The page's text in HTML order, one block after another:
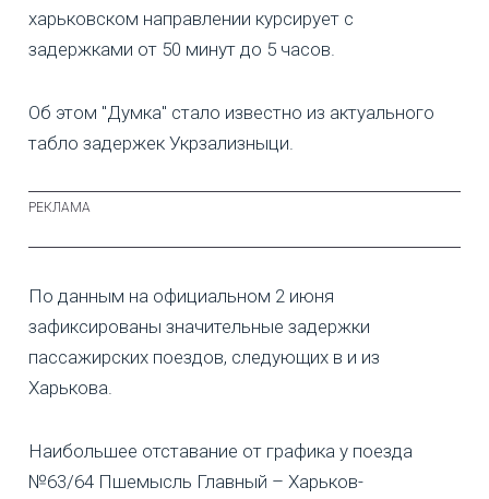
харьковском направлении курсирует с
задержками от 50 минут до 5 часов.
Об этом "Думка" стало известно из актуального
табло задержек Укрзализныци.
По данным на официальном 2 июня
зафиксированы значительные задержки
пассажирских поездов, следующих в и из
Харькова.
Наибольшее отставание от графика у поезда
№63/64 Пшемысль Главный – Харьков-